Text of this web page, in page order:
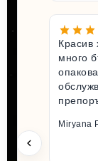
Красив
много
Miryana